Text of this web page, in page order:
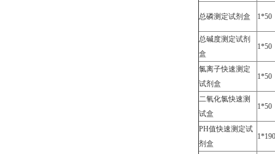
总磷测定试剂盒 1*50
总碱度测定试剂
盒
1*50
氯离子快速测定
试剂盒
1*50
二氧化氯快速测
试盒
1*50
PH值快速测定试
剂盒
1*190